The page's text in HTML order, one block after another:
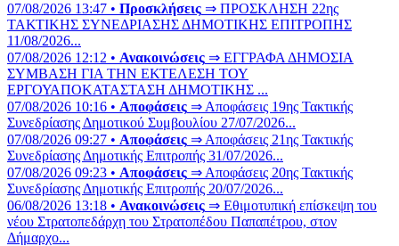
07/08/2026 13:47 • Προσκλήσεις ⇒ ΠΡΟΣΚΛΗΣΗ 22ης
ΤΑΚΤΙΚΗΣ ΣΥΝΕΔΡΙΑΣΗΣ ΔΗΜΟΤΙΚΗΣ ΕΠΙΤΡΟΠΗΣ
11/08/2026...
07/08/2026 12:12 • Ανακοινώσεις ⇒ ΕΓΓΡΑΦΑ ΔΗΜΟΣΙΑ
ΣΥΜΒΑΣΗ ΓΙΑ ΤΗΝ ΕΚΤΕΛΕΣΗ ΤΟΥ
ΕΡΓΟΥΑΠΟΚΑΤΑΣΤΑΣΗ ΔΗΜΟΤΙΚΗΣ ...
07/08/2026 10:16 • Αποφάσεις ⇒ Αποφάσεις 19ης Τακτικής
Συνεδρίασης Δημοτικού Συμβουλίου 27/07/2026...
07/08/2026 09:27 • Αποφάσεις ⇒ Αποφάσεις 21ης Τακτικής
Συνεδρίασης Δημοτικής Επιτροπής 31/07/2026...
07/08/2026 09:23 • Αποφάσεις ⇒ Αποφάσεις 20ης Τακτικής
Συνεδρίασης Δημοτικής Επιτροπής 20/07/2026...
06/08/2026 13:18 • Ανακοινώσεις ⇒ Εθιμοτυπική επίσκεψη του
νέου Στρατοπεδάρχη του Στρατοπέδου Παπαπέτρου, στον
Δήμαρχο...